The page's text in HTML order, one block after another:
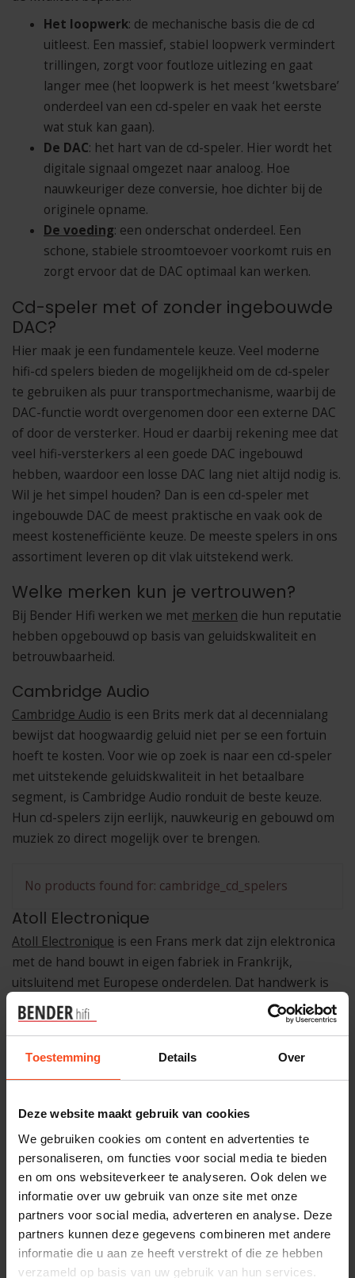
Toestemming Details Over
Deze website maakt gebruik van cookies
We gebruiken cookies om content en advertenties te
personaliseren, om functies voor social media te bieden
en om ons websiteverkeer te analyseren. Ook delen we
informatie over uw gebruik van onze site met onze
partners voor social media, adverteren en analyse. Deze
partners kunnen deze gegevens combineren met andere
informatie die u aan ze heeft verstrekt of die ze hebben
verzameld op basis van uw gebruik van hun services.
Het loopwerk: de mechanische basis die de cd
uitleest. Een massief, stabiel loopwerk vermindert
trillingen, zorgt voor foutloze uitlezing en gaat
langer mee (het loopwerk is het meest ‘kwetsbare’
onderdeel van een cd-speler en vaak het eerste
wat stuk kan gaan).
De DAC: het hart van de cd-speler. Hier wordt het
digitale signaal omgezet naar analoog. Hoe
nauwkeuriger deze conversie, hoe dichter bij de
originele opname.
De voeding: een onderschat onderdeel. Een
schone, stabiele stroomtoevoer voorkomt ruis en
zorgt ervoor dat de DAC optimaal kan werken.
Cd-speler met of zonder ingebouwde
DAC?
Hier maak je een fundamentele keuze. Veel moderne
hifi-cd spelers bieden de mogelijkheid om de cd-speler
te gebruiken als puur transportmechanisme, waarbij de
DAC-functie wordt overgenomen door een externe DAC
of door de versterker. Houd er daarbij rekening mee dat
veel hifi-versterkers al een goede DAC ingebouwd
hebben, waardoor een losse DAC lang niet altijd nodig is.
Wil je het simpel houden? Dan is een cd-speler met
ingebouwde DAC de meest praktische en vaak ook de
meest kostenefficiënte keuze. De meeste spelers in ons
assortiment leveren op dit vlak uitstekend werk.
Welke merken kun je vertrouwen?
Bij Bender Hifi werken we met merken die hun reputatie
hebben opgebouwd op basis van geluidskwaliteit en
betrouwbaarheid.
Cambridge Audio
Cambridge Audio is een Brits merk dat al decennialang
bewijst dat hoogwaardig geluid niet per se een fortuin
hoeft te kosten. Voor wie op zoek is naar een cd-speler
met uitstekende geluidskwaliteit in het betaalbare
segment, is Cambridge Audio ronduit de beste keuze.
Hun cd-spelers zijn eerlijk, nauwkeurig en gebouwd om
muziek zo direct mogelijk over te brengen.
No products found for: cambridge_cd_spelers
Atoll Electronique
Atoll Electronique is een Frans merk dat zijn elektronica
met de hand bouwt in eigen fabriek in Frankrijk,
uitsluitend met Europese onderdelen. Dat handwerk is
hoorbaar. Atoll-spelers hebben een rijke, warme klank
die veel mensen omschrijven als analoog aandoend. Atoll
spelers als cd-loopwerken, zodat je altijd de variant kunt
kiezen die het beste past bij jouw installatie. Voor wie wil
groeien richting een volwassen hifi-installatie, is Atoll
No products found for: atoll_cd_spelers
Quad
Quadheeft een indrukwekkende geschiedenis in de
wereld van hifi en bouwt al meer dan zeventig jaar op
dezelfde kernwaarden: puurheid, nauwkeurigheid en